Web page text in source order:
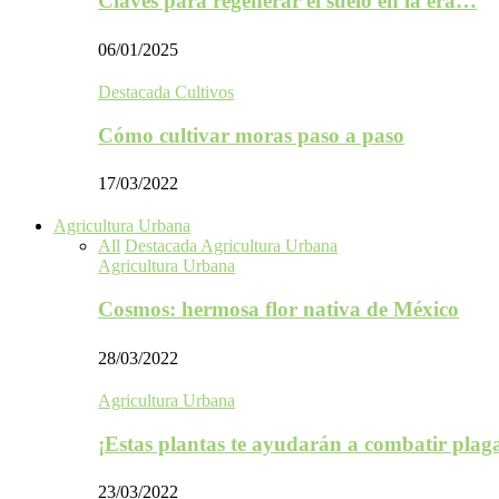
06/01/2025
Destacada Cultivos
Cómo cultivar moras paso a paso
17/03/2022
Agricultura Urbana
All Destacada Agricultura Urbana
Agricultura Urbana
Cosmos: hermosa flor nativa de México
28/03/2022
Agricultura Urbana
¡Estas plantas te ayudarán a combatir
23/03/2022